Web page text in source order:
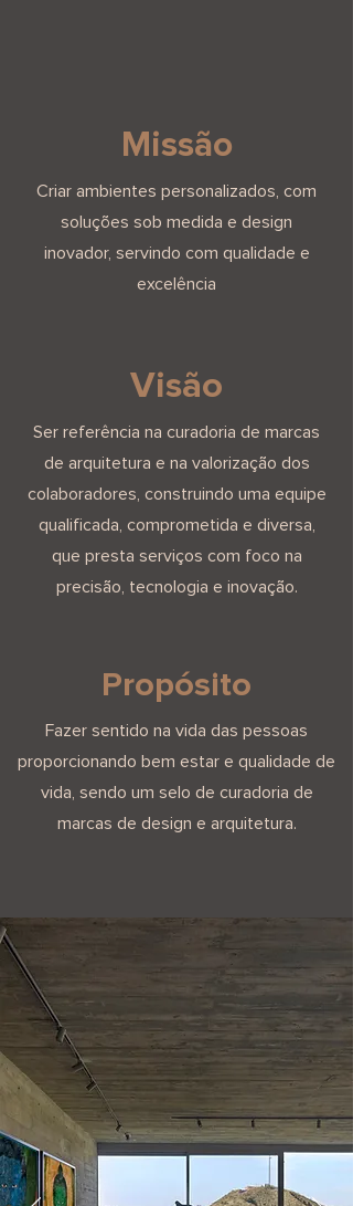
Missão
Criar ambientes personalizados, com
soluções sob medida e design
inovador, servindo com qualidade e
excelência
Visão
Ser referência na curadoria de marcas
de arquitetura e na valorização dos
colaboradores, construindo uma equipe
qualificada, comprometida e diversa,
que presta serviços com foco na
precisão, tecnologia e inovação.
Propósito
Fazer sentido na vida das pessoas
proporcionando bem estar e qualidade de
vida, sendo um selo de curadoria de
marcas de design e arquitetura.